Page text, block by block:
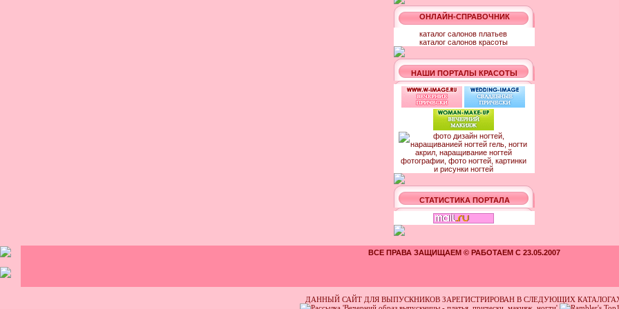
ОНЛАЙН-СПРАВОЧНИК
каталог салонов платьев
каталог салонов красоты
НАШИ ПОРТАЛЫ КРАСОТЫ
СТАТИСТИКА ПОРТАЛА
ВСЕ ПРАВА ЗАЩИЩАЕМ © РАБОТАЕМ С 23.05.2007
ДАННЫЙ САЙТ ДЛЯ ВЫПУСКНИКОВ ЗАРЕГИСТРИРОВАН В СЛЕДУЮЩИХ